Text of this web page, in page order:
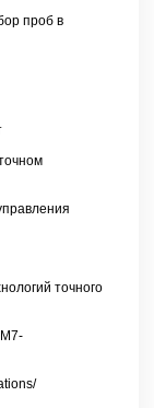
проб в
точного